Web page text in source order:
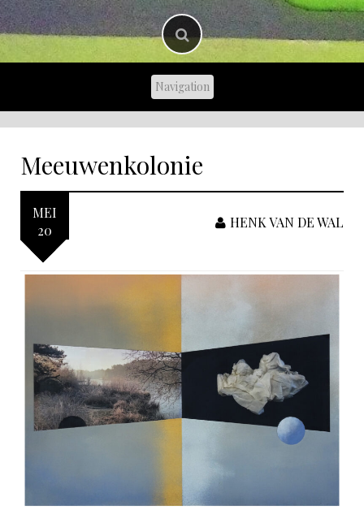
Meeuwenkolonie
MEI
20
HENK VAN DE WAL